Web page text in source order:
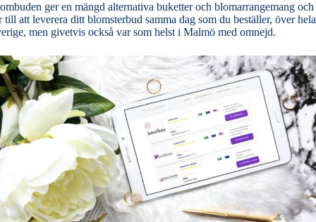
ger en mängd alternativa buketter och blomarrangemang och
till att leverera ditt blomsterbud samma dag som du beställer, över hela
men givetvis också var som helst i Malmö med omnejd.